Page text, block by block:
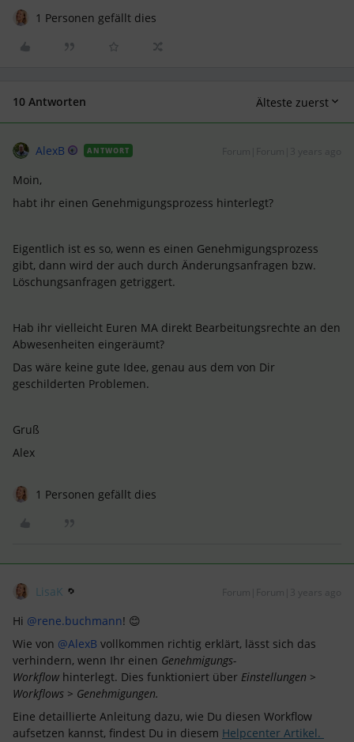
1 Personen gefällt dies
10 Antworten Älteste zuerst
AlexB ANTWORT
Moin,
habt ihr einen Genehmigungsprozess hinterlegt?
Eigentlich ist es so, wenn es einen Genehmigungsprozess
gibt, dann wird der auch durch Änderungsanfragen bzw.
Löschungsanfragen getriggert.
Hab ihr vielleicht Euren MA direkt Bearbeitungsrechte an den
Abwesenheiten eingeräumt?
Das wäre keine gute Idee, genau aus dem von Dir
geschilderten Problemen.
Gruß
Alex
1 Personen gefällt dies
LisaK Forum|Forum|3 years ago
Hi @rene.buchmann! 😊
Wie von @AlexB vollkommen richtig erklärt, lässt sich das
verhindern, wenn Ihr einen Genehmigungs-
Workflow hinterlegt. Dies funktioniert über Einstellungen >
Workflows > Genehmigungen.
Eine detaillierte Anleitung dazu, wie Du diesen Workflow
aufsetzen kannst, findest Du in diesem Helpcenter Artikel.